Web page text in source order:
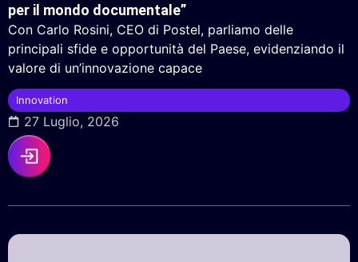
per il mondo documentale”
Con Carlo Rosini, CEO di Postel, parliamo delle
principali sfide e opportunità del Paese, evidenziando il
valore di un’innovazione capace
Innovation
27 Luglio, 2026